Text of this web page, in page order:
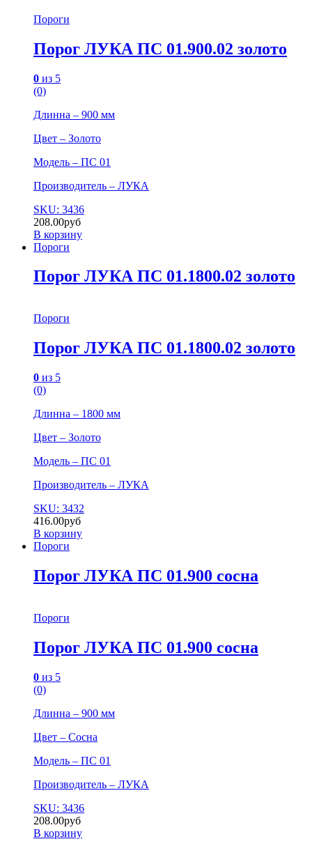
Пороги
Порог ЛУКА ПС 01.900.02 золото
0 из 5
(0)
Длинна – 900 мм
Цвет – Золото
Модель – ПС 01
Производитель – ЛУКА
SKU: 3436
208.00руб
В корзину
Пороги
Порог ЛУКА ПС 01.1800.02 золото
Пороги
Порог ЛУКА ПС 01.1800.02 золото
0 из 5
(0)
Длинна – 1800 мм
Цвет – Золото
Модель – ПС 01
Производитель – ЛУКА
SKU: 3432
416.00руб
В корзину
Пороги
Порог ЛУКА ПС 01.900 сосна
Пороги
Порог ЛУКА ПС 01.900 сосна
0 из 5
(0)
Длинна – 900 мм
Цвет – Сосна
Модель – ПС 01
Производитель – ЛУКА
SKU: 3436
208.00руб
В корзину